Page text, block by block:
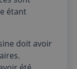
étant
doit avoir